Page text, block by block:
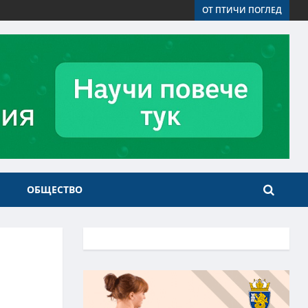
ОТ ПТИЧИ ПОГЛЕД
ОБЩЕСТВО